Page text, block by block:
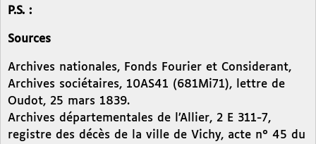
P.S. :
Sources
Archives nationales, Fonds Fourier et Considerant,
Archives sociétaires, 10AS41 (681Mi71), lettre de
Oudot, 25 mars 1839.
Archives départementales de l’Allier, 2 E 311-7,
registre des décès de la ville de Vichy, acte n° 45 du